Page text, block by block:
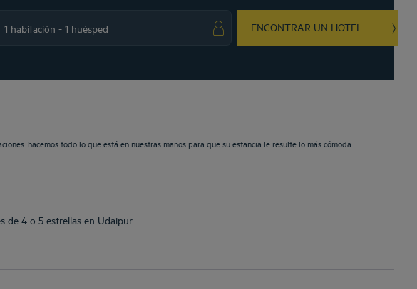
ENCONTRAR UN HOTEL
hacemos todo lo que está en nuestras manos para que su estancia le resulte lo más cómoda
de 4 o 5 estrellas en Udaipur